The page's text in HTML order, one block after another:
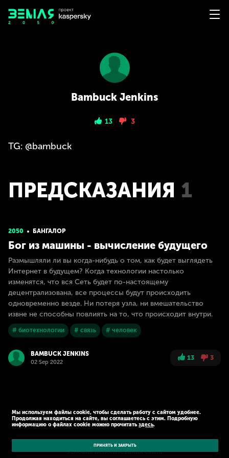
Bambuck Jenkins
13 3
TG: @bambuck
ПРЕДСКАЗАНИЯ 1
2050 БАНГАЛОР
Бог из машины - вычисление будущего
Размышляли ли вы когда-нибудь о том, как будет выглядеть
Интернет в будущем? Когда технологии настолько
изменятся, что вся Сеть будет по-настоящему
децентрализована, все процессы будут происходить
одновременно везде. Ни потеря узла, ни вмешательство
извне не способны повлиять на то, что происходит внутри.
# биотехнологии # связь # человек
BAMBUCK JENKINS
02 Sep 2022
13 3
Политика конфиденциальности
Условия использования сайта
Мы используем файлы cookie, чтобы сделать работу с сайтом удобнее.
Продолжая находиться на сайте, вы соглашаетесь с этим. Подробную
информацию о файлах cookie можно прочитатьздесь.
ПРИНЯТЬ И ЗАКРЫТЬ